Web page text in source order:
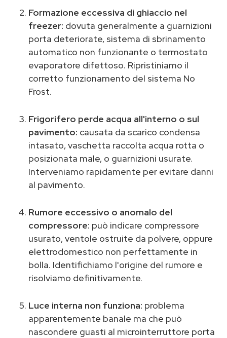
Formazione eccessiva di ghiaccio nel
freezer: dovuta generalmente a guarnizioni
porta deteriorate, sistema di sbrinamento
automatico non funzionante o termostato
evaporatore difettoso. Ripristiniamo il
corretto funzionamento del sistema No
Frost.
Frigorifero perde acqua all'interno o sul
pavimento: causata da scarico condensa
intasato, vaschetta raccolta acqua rotta o
posizionata male, o guarnizioni usurate.
Interveniamo rapidamente per evitare danni
al pavimento.
Rumore eccessivo o anomalo del
compressore: può indicare compressore
usurato, ventole ostruite da polvere, oppure
elettrodomestico non perfettamente in
bolla. Identifichiamo l'origine del rumore e
risolviamo definitivamente.
Luce interna non funziona: problema
apparentemente banale ma che può
nascondere guasti al microinterruttore porta